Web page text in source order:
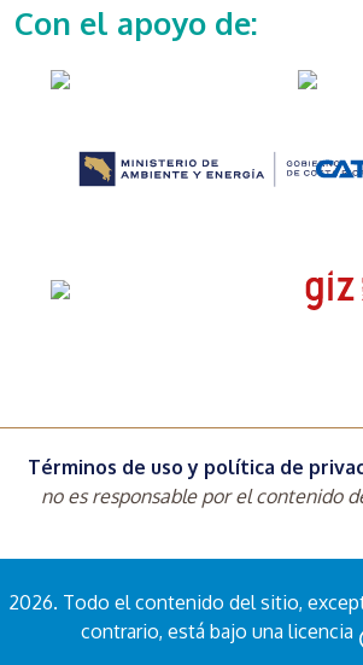
Con el apoyo de:
Términos de uso y política de
no es responsable por el contenido
2026. Todo el contenido del sitio,
contrario, está bajo una licencia